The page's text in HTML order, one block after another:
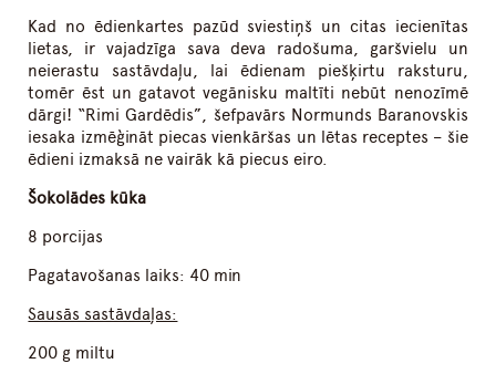
Kad no ēdienkartes pazūd sviestiņš un citas iecienītas
lietas, ir vajadzīga sava deva radošuma, garšvielu un
neierastu sastāvdaļu, lai ēdienam piešķirtu raksturu,
tomēr ēst un gatavot vegānisku maltīti nebūt nenozīmē
dārgi! “Rimi Gardēdis”, šefpavārs Normunds Baranovskis
iesaka izmēģināt piecas vienkāršas un lētas receptes – šie
ēdieni izmaksā ne vairāk kā piecus eiro.
Šokolādes kūka
8 porcijas
Pagatavošanas laiks: 40 min
Sausās sastāvdaļas:
200 g miltu